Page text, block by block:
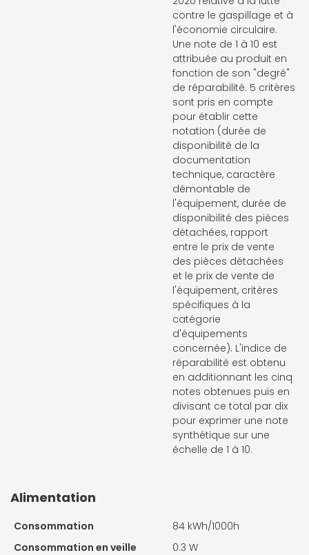
contre le gaspillage et à
l'économie circulaire.
Une note de 1 à 10 est
attribuée au produit en
fonction de son "degré"
de réparabilité. 5 critères
sont pris en compte
pour établir cette
notation (durée de
disponibilité de la
documentation
technique, caractère
démontable de
l'équipement, durée de
disponibilité des pièces
détachées, rapport
entre le prix de vente
des pièces détachées
et le prix de vente de
l'équipement, critères
spécifiques à la
catégorie
d'équipements
concernée). L'indice de
réparabilité est obtenu
en additionnant les cinq
notes obtenues puis en
divisant ce total par dix
pour exprimer une note
synthétique sur une
échelle de 1 à 10.
Alimentation
Consommation
84 kWh/1000h
Consommation en veille
0.3 W